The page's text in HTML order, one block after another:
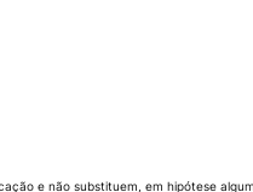
e não substituem, em hipótese